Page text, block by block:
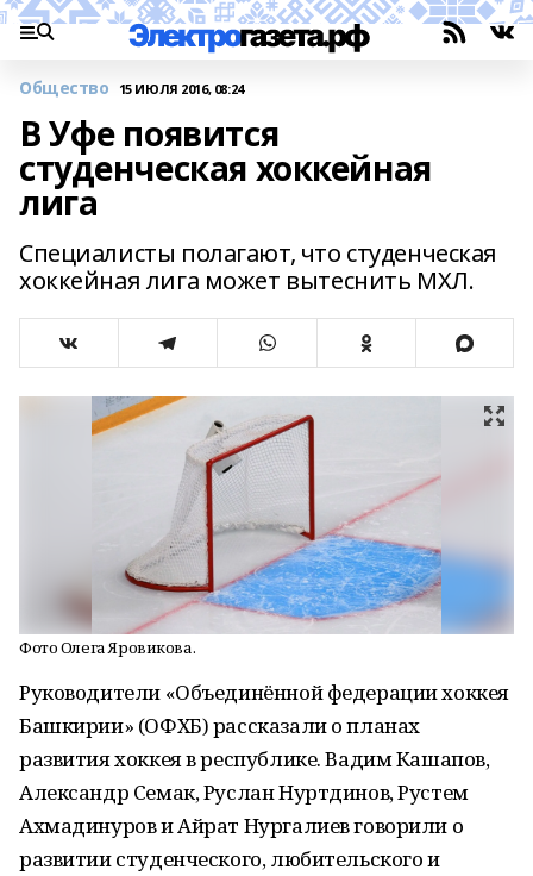
Общество 15 ИЮЛЯ 2016, 08:24
В Уфе появится
студенческая хоккейная
лига
Специалисты полагают, что студенческая
хоккейная лига может вытеснить МХЛ.
Фото Олега Яровикова.
Руководители «Объединённой федерации хоккея
Башкирии» (ОФХБ) рассказали о планах
развития хоккея в республике. Вадим Кашапов,
Александр Семак, Руслан Нуртдинов, Рустем
Ахмадинуров и Айрат Нургалиев говорили о
развитии студенческого, любительского и